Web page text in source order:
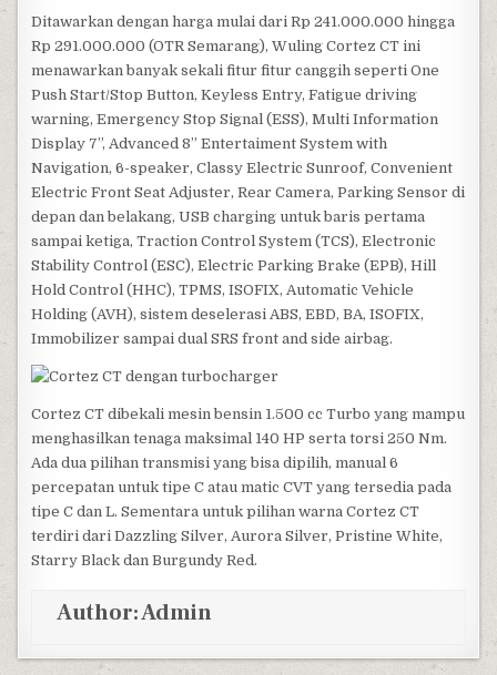
Ditawarkan dengan harga mulai dari Rp 241.000.000 hingga
Rp 291.000.000 (OTR Semarang), Wuling Cortez CT ini
menawarkan banyak sekali fitur fitur canggih seperti One
Push Start/Stop Button, Keyless Entry, Fatigue driving
warning, Emergency Stop Signal (ESS), Multi Information
Display 7”, Advanced 8” Entertaiment System with
Navigation, 6-speaker, Classy Electric Sunroof, Convenient
Electric Front Seat Adjuster, Rear Camera, Parking Sensor di
depan dan belakang, USB charging untuk baris pertama
sampai ketiga, Traction Control System (TCS), Electronic
Stability Control (ESC), Electric Parking Brake (EPB), Hill
Hold Control (HHC), TPMS, ISOFIX, Automatic Vehicle
Holding (AVH), sistem deselerasi ABS, EBD, BA, ISOFIX,
Immobilizer sampai dual SRS front and side airbag.
Cortez CT dibekali mesin bensin 1.500 cc Turbo yang mampu
menghasilkan tenaga maksimal 140 HP serta torsi 250 Nm.
Ada dua pilihan transmisi yang bisa dipilih, manual 6
percepatan untuk tipe C atau matic CVT yang tersedia pada
tipe C dan L. Sementara untuk pilihan warna Cortez CT
terdiri dari Dazzling Silver, Aurora Silver, Pristine White,
Starry Black dan Burgundy Red.
Author:Admin